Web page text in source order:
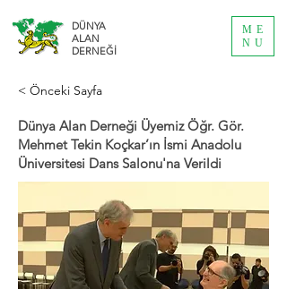
DÜNYA
ALAN
DERNEĞİ
ME
NU
< Önceki Sayfa
Dünya Alan Derneği Üyemiz Öğr. Gör.
Mehmet Tekin Koçkar’ın İsmi Anadolu
Üniversitesi Dans Salonu'na Verildi